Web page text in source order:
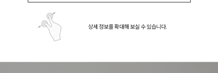
상세 정보를 확대해 보실 수 있습니다.